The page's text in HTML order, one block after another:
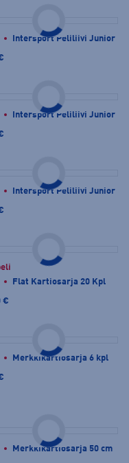
Intersport Peliliivi Junior
Intersport Peliliivi Junior
Intersport Peliliivi Junior
Flat Kartiosarja 20 Kpl
€
Merkkikartiosarja 6 kpl
Merkkikartiosarja 50 cm